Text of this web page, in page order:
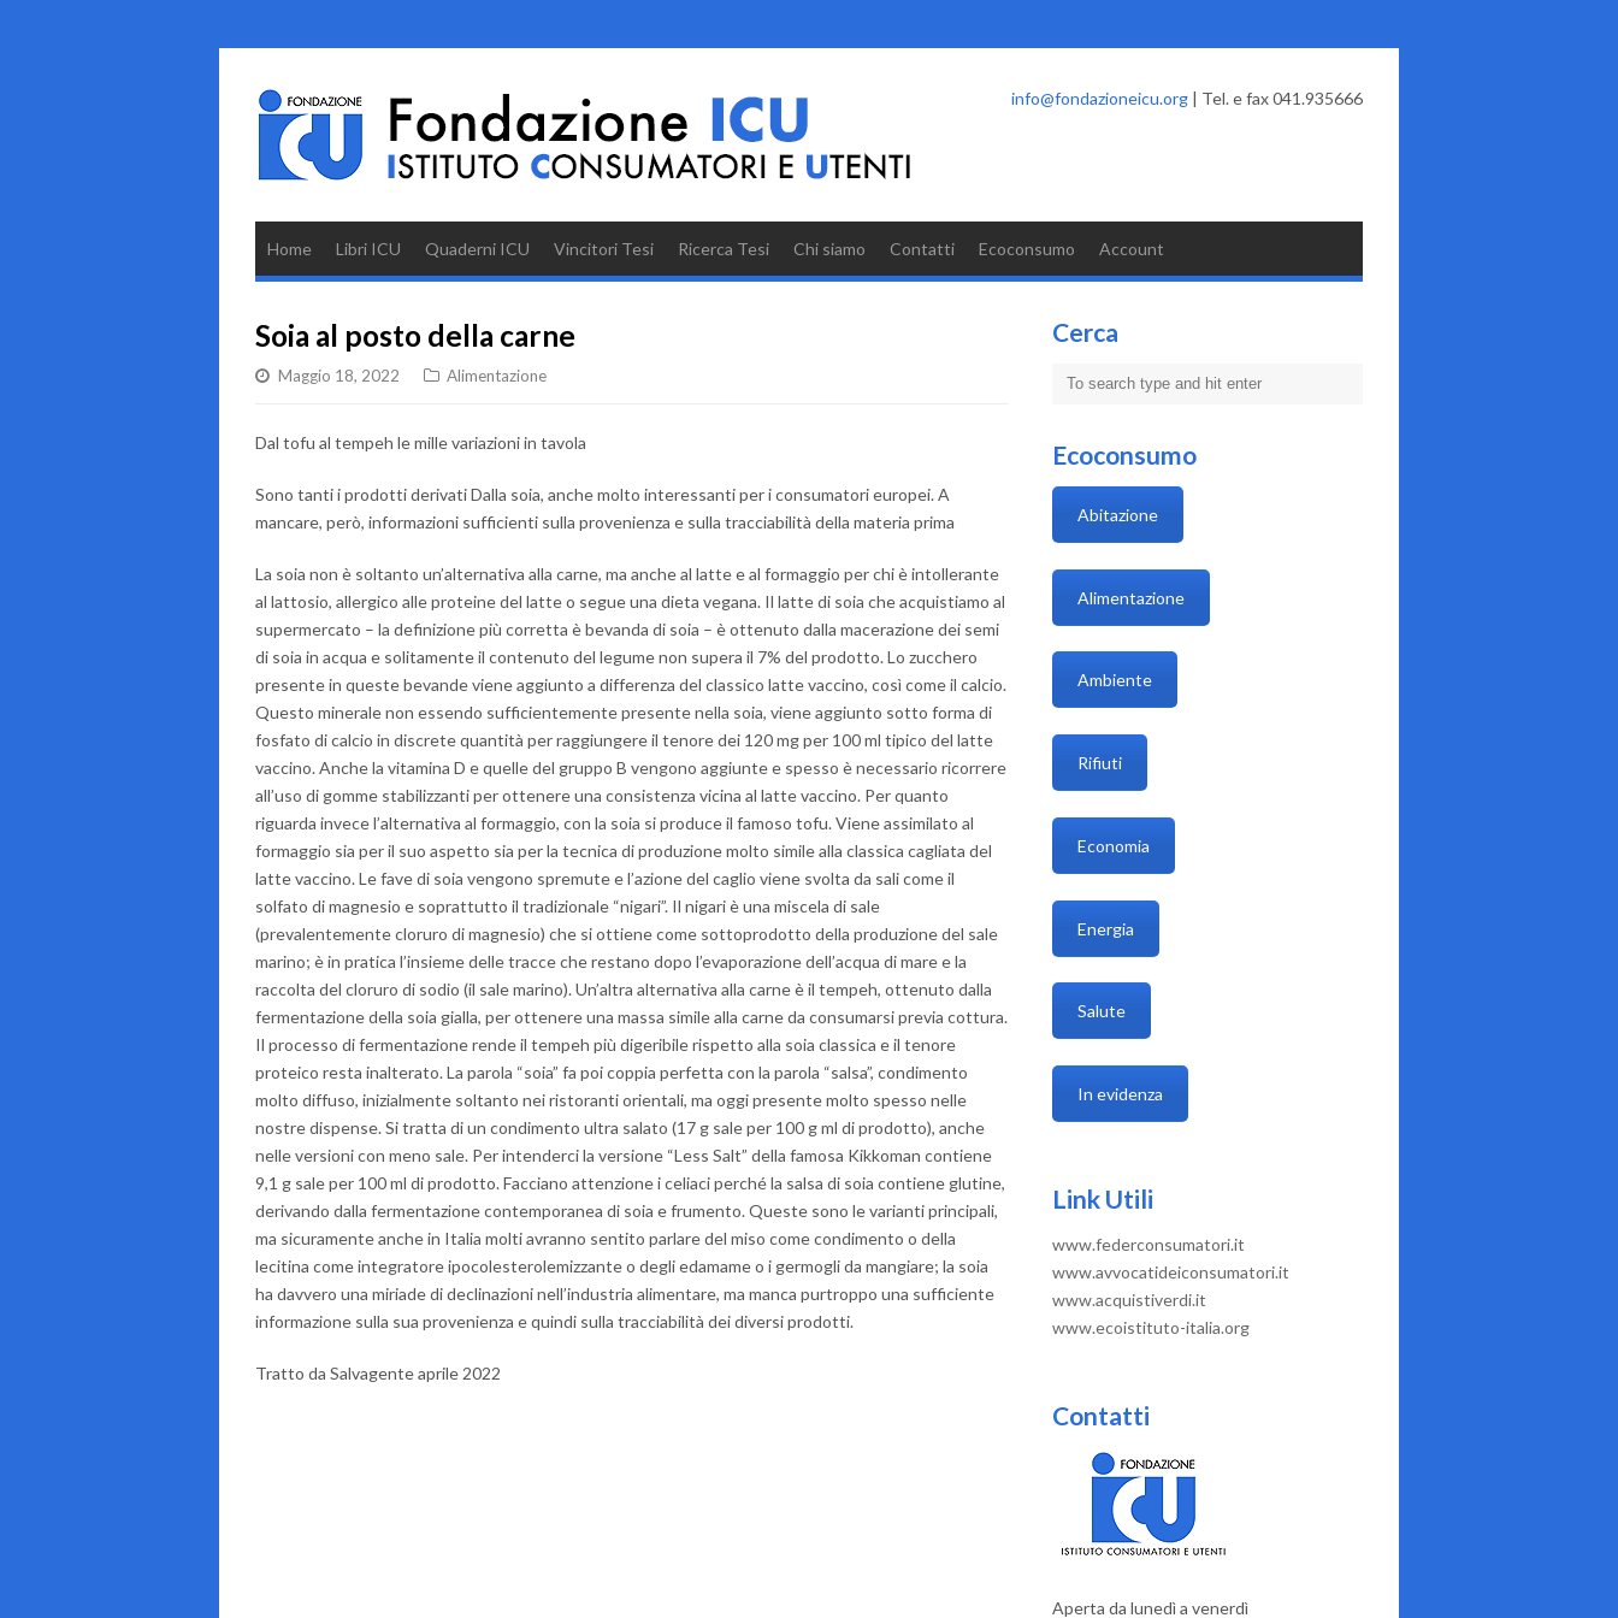
info@fondazioneicu.org | Tel. e fax 041.935666
Home Libri ICU Quaderni ICU Vincitori Tesi Ricerca Tesi Chi siamo Contatti Ecoconsumo Account
Soia al posto della carne
Maggio 18, 2022 Alimentazione
Dal tofu al tempeh le mille variazioni in tavola
Sono tanti i prodotti derivati Dalla soia, anche molto interessanti per i consumatori europei. A
mancare, però, informazioni sufficienti sulla provenienza e sulla tracciabilità della materia prima
La soia non è soltanto un’alternativa alla carne, ma anche al latte e al formaggio per chi è intollerante
al lattosio, allergico alle proteine del latte o segue una dieta vegana. Il latte di soia che acquistiamo al
supermercato – la definizione più corretta è bevanda di soia – è ottenuto dalla macerazione dei semi
di soia in acqua e solitamente il contenuto del legume non supera il 7% del prodotto. Lo zucchero
presente in queste bevande viene aggiunto a differenza del classico latte vaccino, così come il calcio.
Questo minerale non essendo sufficientemente presente nella soia, viene aggiunto sotto forma di
fosfato di calcio in discrete quantità per raggiungere il tenore dei 120 mg per 100 ml tipico del latte
vaccino. Anche la vitamina D e quelle del gruppo B vengono aggiunte e spesso è necessario ricorrere
all’uso di gomme stabilizzanti per ottenere una consistenza vicina al latte vaccino. Per quanto
riguarda invece l’alternativa al formaggio, con la soia si produce il famoso tofu. Viene assimilato al
formaggio sia per il suo aspetto sia per la tecnica di produzione molto simile alla classica cagliata del
latte vaccino. Le fave di soia vengono spremute e l’azione del caglio viene svolta da sali come il
solfato di magnesio e soprattutto il tradizionale “nigari”. Il nigari è una miscela di sale
(prevalentemente cloruro di magnesio) che si ottiene come sottoprodotto della produzione del sale
marino; è in pratica l’insieme delle tracce che restano dopo l’evaporazione dell’acqua di mare e la
raccolta del cloruro di sodio (il sale marino). Un’altra alternativa alla carne è il tempeh, ottenuto dalla
fermentazione della soia gialla, per ottenere una massa simile alla carne da consumarsi previa cottura.
Il processo di fermentazione rende il tempeh più digeribile rispetto alla soia classica e il tenore
proteico resta inalterato. La parola “soia” fa poi coppia perfetta con la parola “salsa”, condimento
molto diffuso, inizialmente soltanto nei ristoranti orientali, ma oggi presente molto spesso nelle
nostre dispense. Si tratta di un condimento ultra salato (17 g sale per 100 g ml di prodotto), anche
nelle versioni con meno sale. Per intenderci la versione “Less Salt” della famosa Kikkoman contiene
9,1 g sale per 100 ml di prodotto. Facciano attenzione i celiaci perché la salsa di soia contiene glutine,
derivando dalla fermentazione contemporanea di soia e frumento. Queste sono le varianti principali,
ma sicuramente anche in Italia molti avranno sentito parlare del miso come condimento o della
lecitina come integratore ipocolesterolemizzante o degli edamame o i germogli da mangiare; la soia
ha davvero una miriade di declinazioni nell’industria alimentare, ma manca purtroppo una sufficiente
informazione sulla sua provenienza e quindi sulla tracciabilità dei diversi prodotti.
Tratto da Salvagente aprile 2022
Cerca
Ecoconsumo
Abitazione
Alimentazione
Ambiente
Rifiuti
Economia
Energia
Salute
In evidenza
Link Utili
www.federconsumatori.it
www.avvocatideiconsumatori.it
www.acquistiverdi.it
www.ecoistituto-italia.org
Contatti
Aperta da lunedì a venerdì